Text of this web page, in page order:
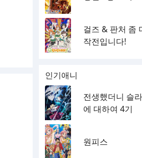
걸즈 & 판처 좀
작전입니다!
인기애니
전생했더니 슬
에 대하여 4기
원피스